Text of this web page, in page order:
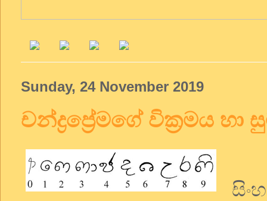
Sunday, 24 November 2019
චන්ද්‍රප්‍රේමගේ වික්‍රමය